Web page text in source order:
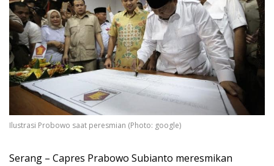
Ilustrasi Probowo saat peresmian (Photo: google)
Serang – Capres Prabowo Subianto meresmikan